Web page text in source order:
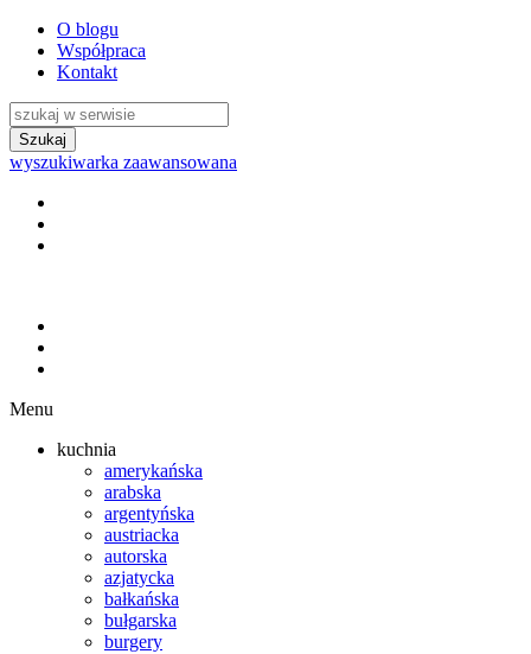
O blogu
Współpraca
Kontakt
wyszukiwarka zaawansowana
Menu
kuchnia
amerykańska
arabska
argentyńska
austriacka
autorska
azjatycka
bałkańska
bułgarska
burgery